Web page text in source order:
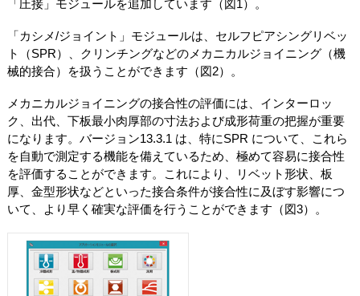
「圧接」モジュールを追加しています（図1）。
「カシメ/ジョイント」モジュールは、セルフピアシングリベッ
ト（SPR）、クリンチングなどのメカニカルジョイニング（機
械的接合）を扱うことができます（図2）。
メカニカルジョイニングの接合性の評価には、インターロッ
ク、出代、下板最小肉厚部の寸法および成形荷重の把握が重要
になります。バージョン13.3.1 は、特にSPR について、これら
を自動で測定する機能を備えているため、極めて容易に接合性
を評価することができます。これにより、リベット形状、板
厚、金型形状などといった接合条件が接合性に及ぼす影響につ
いて、より早く確実な評価を行うことができます（図3）。